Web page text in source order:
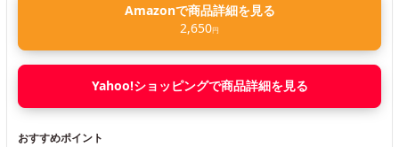
Amazonで商品詳細を見る
2,650円
Yahoo!ショッピングで商品詳細を見る
おすすめポイント